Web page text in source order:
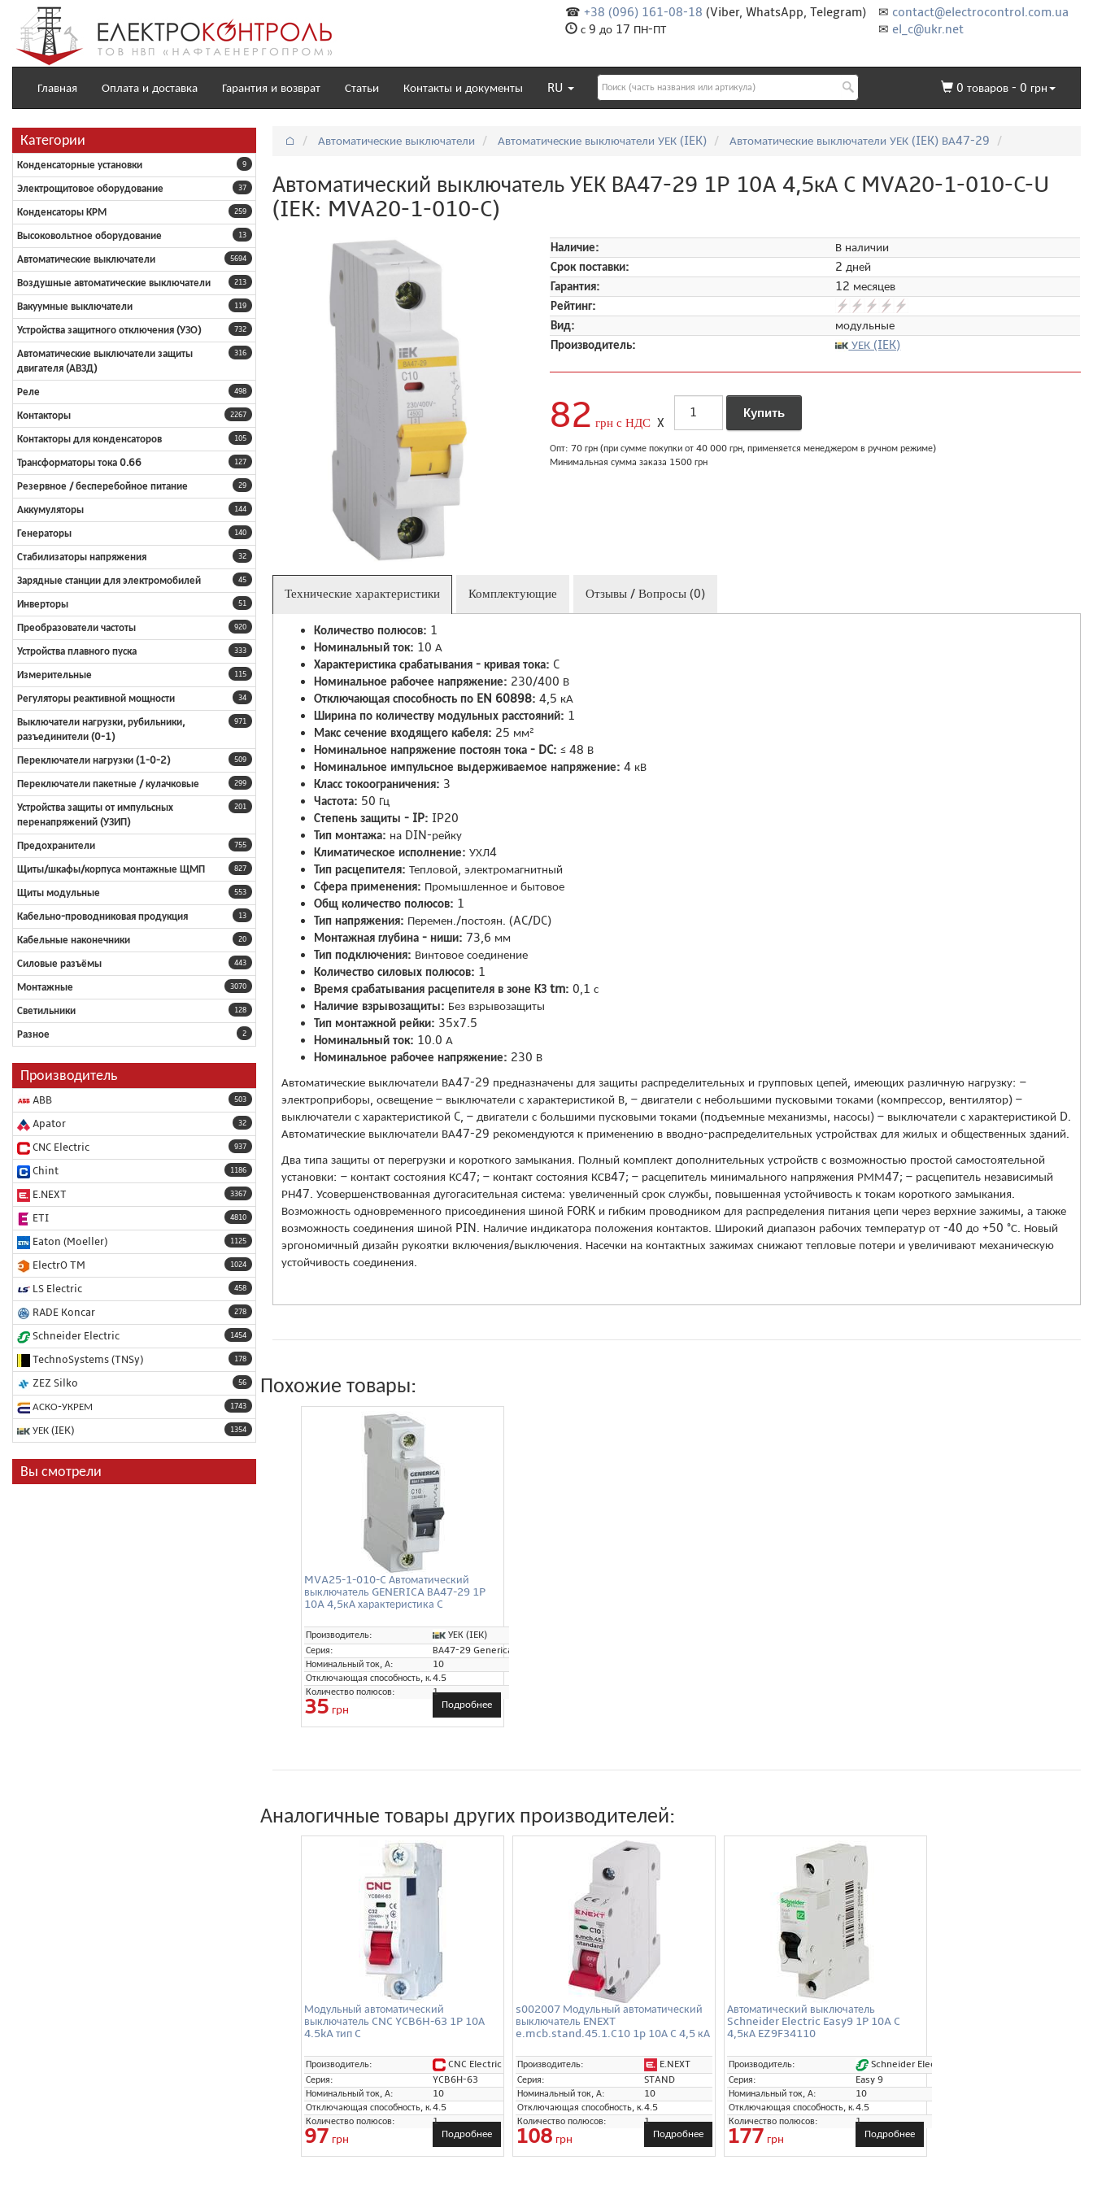
✉ contact@electrocontrol.com.ua
✉ el_c@ukr.net
☎ +38 (096) 161-08-18 (Viber, WhatsApp, Telegram)
с 9 до 17 ПН-ПТ
Главная Оплата и доставка Гарантия и возврат Статьи Контакты и документы RU 0 товаров - 0 грн
Категории
9
Конденсаторные установки
37
Электрощитовое оборудование
259
Конденсаторы КРМ
13
Высоковольтное оборудование
5694
Автоматические выключатели
213
Воздушные автоматические выключатели
119
Вакуумные выключатели
732
Устройства защитного отключения (УЗО)
316
Автоматические выключатели защиты
двигателя (АВЗД)
498
Реле
2267
Контакторы
105
Контакторы для конденсаторов
127
Трансформаторы тока 0.66
29
Резервное / бесперебойное питание
144
Аккумуляторы
140
Генераторы
32
Стабилизаторы напряжения
45
Зарядные станции для электромобилей
51
Инверторы
920
Преобразователи частоты
333
Устройства плавного пуска
115
Измерительные
34
Регуляторы реактивной мощности
971
Выключатели нагрузки, рубильники,
разъединители (0-1)
509
Переключатели нагрузки (1-0-2)
299
Переключатели пакетные / кулачковые
201
Устройства защиты от импульсных
перенапряжений (УЗИП)
755
Предохранители
827
Щиты/шкафы/корпуса монтажные ЩМП
553
Щиты модульные
13
Кабельно-проводниковая продукция
20
Кабельные наконечники
443
Силовые разъёмы
3070
Монтажные
128
Светильники
2
Разное
Производитель
503
ABB
32
Apator
937
CNC Electric
1186
Chint
3367
E.NEXT
4810
ETI
1125
Eaton (Moeller)
1024
ElectrO TM
458
LS Electric
278
RADE Koncar
1454
Schneider Electric
178
TechnoSystems (TNSy)
56
ZEZ Silko
1743
АСКО-УКРЕМ
1354
УЕК (IEK)
Вы смотрели
⌂ Автоматические выключатели Автоматические выключатели УЕК (IEK) Автоматические выключатели УЕК (IEK) ВА47-29
Автоматический выключатель УЕК ВА47-29 1P 10A 4,5кА C MVA20-1-010-C-U
(IEK: MVA20-1-010-C)
Наличие:
В наличии
Срок поставки:
2 дней
Гарантия:
12 месяцев
Рейтинг:
Вид:
модульные
Производитель:
УЕК (IEK)
82 грн с НДС X
Опт: 70 грн (при сумме покупки от 40 000 грн, применяется менеджером в ручном режиме)
Минимальная сумма заказа 1500 грн
Технические характеристики Комплектующие Отзывы / Вопросы (0)
Количество полюсов: 1
Номинальный ток: 10 А
Характеристика срабатывания - кривая тока: C
Номинальное рабочее напряжение: 230/400 В
Отключающая способность по EN 60898: 4,5 кА
Ширина по количеству модульных расстояний: 1
Макс сечение входящего кабеля: 25 мм²
Номинальное напряжение постоян тока - DC: ≤ 48 В
Номинальное импульсное выдерживаемое напряжение: 4 кВ
Класс токоограничения: 3
Частота: 50 Гц
Степень защиты - IP: IP20
Тип монтажа: на DIN-рейку
Климатическое исполнение: УХЛ4
Тип расцепителя: Тепловой, электромагнитный
Сфера применения: Промышленное и бытовое
Общ количество полюсов: 1
Тип напряжения: Перемен./постоян. (AC/DC)
Монтажная глубина - ниши: 73,6 мм
Тип подключения: Винтовое соединение
Количество силовых полюсов: 1
Время срабатывания расцепителя в зоне КЗ tm: 0,1 с
Наличие взрывозащиты: Без взрывозащиты
Тип монтажной рейки: 35x7.5
Номинальный ток: 10.0 А
Номинальное рабочее напряжение: 230 В
Автоматические выключатели ВА47-29 предназначены для защиты распределительных и групповых цепей, имеющих различную нагрузку: –
электроприборы, освещение – выключатели с характеристикой В, – двигатели с небольшими пусковыми токами (компрессор, вентилятор) –
выключатели с характеристикой C, – двигатели с большими пусковыми токами (подъемные механизмы, насосы) – выключатели с характеристикой D.
Автоматические выключатели ВА47-29 рекомендуются к применению в вводно-распределительных устройствах для жилых и общественных зданий.
Два типа защиты от перегрузки и короткого замыкания. Полный комплект дополнительных устройств с возможностью простой самостоятельной
установки: – контакт состояния КС47; – контакт состояния КСВ47; – расцепитель минимального напряжения РММ47; – расцепитель независимый
РН47. Усовершенствованная дугогасительная система: увеличенный срок службы, повышенная устойчивость к токам короткого замыкания.
Возможность одновременного присоединения шиной FORK и гибким проводником для распределения питания цепи через верхние зажимы, а также
возможность соединения шиной PIN. Наличие индикатора положения контактов. Широкий диапазон рабочих температур от -40 до +50 °С. Новый
эргономичный дизайн рукоятки включения/выключения. Насечки на контактных зажимах снижают тепловые потери и увеличивают механическую
устойчивость соединения.
Похожие товары:
MVA25-1-010-C Автоматический
выключатель GENERICA ВА47-29 1P
10A 4,5кА характеристика C
Производитель:
УЕК (IEK)
Серия:
ВА47-29 Generica
Номинальный ток, А:
10
Отключающая способность, кА:4.5
Количество полюсов:
1
35 грн Подробнее
Аналогичные товары других производителей:
Модульный автоматический
выключатель CNC YCB6H-63 1P 10А
4.5kA тип C
Производитель:
CNC Electric
Серия:
YCB6H-63
Номинальный ток, А:
10
Отключающая способность, кА:4.5
Количество полюсов:
1
97 грн Подробнее
s002007 Модульный автоматический
выключатель ENEXT
e.mcb.stand.45.1.C10 1p 10А C 4,5 кА
Производитель:
E.NEXT
Серия:
STAND
Номинальный ток, А:
10
Отключающая способность, кА:4.5
Количество полюсов:
1
108 грн Подробнее
Автоматический выключатель
Schneider Electric Easy9 1P 10A C
4,5кА EZ9F34110
Производитель:
Schneider Electric
Серия:
Easy 9
Номинальный ток, А:
10
Отключающая способность, кА:4.5
Количество полюсов:
1
177 грн Подробнее